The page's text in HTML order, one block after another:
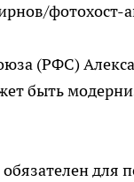
фотохост-
(РФС)
быть
для